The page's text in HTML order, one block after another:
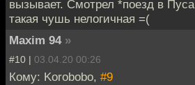
вызывает. Смотрел *поезд в
такая чушь нелогичная =(
Maxim 94 »
#10 | 03.04.20 00:26
Кому: Korobobo, #9